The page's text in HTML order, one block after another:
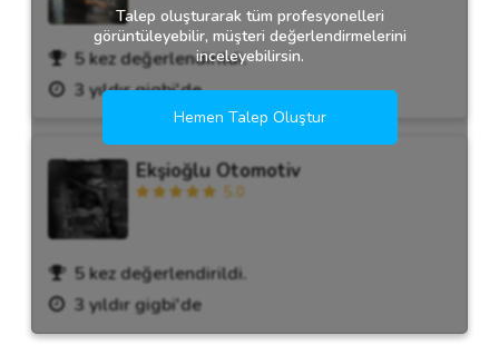
5 kez değerlendirildi.
3 yıldır gigbi'de
Ekşioğlu Otomotiv
5.0
5 kez değerlendirildi.
3 yıldır gigbi'de
Talep oluşturarak tüm profesyonelleri
görüntüleyebilir, müşteri değerlendirmelerini
inceleyebilirsin.
Hemen Talep Oluştur